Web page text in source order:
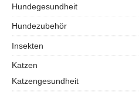
Hundegesundheit
Hundezubehör
Insekten
Katzen
Katzengesundheit